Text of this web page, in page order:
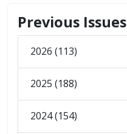
Previous Issues
2026 (113)
2025 (188)
2024 (154)